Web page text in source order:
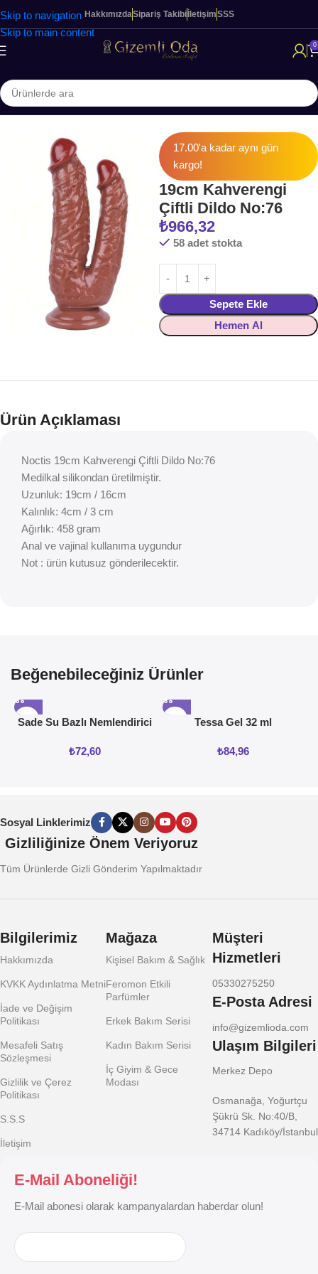
Skip to navigation
Skip to main content
HakkımızdaSipariş Takibi İletişimSSS
0
Ana Sayfa KADINLARA ÖZEL ÜRÜNLER Jel Dildolar
17.00'a kadar aynı gün
kargo!
19cm Kahverengi
Çiftli Dildo No:76
₺966,32
58 adet stokta
Sepete Ekle
Hemen Al
Ürün Açıklaması
Noctis 19cm Kahverengi Çiftli Dildo No:76
Medilkal silikondan üretilmiştir.
Uzunluk: 19cm / 16cm
Kalınlık: 4cm / 3 cm
Ağırlık: 458 gram
Anal ve vajinal kullanıma uygundur
Not : ürün kutusuz gönderilecektir.
Beğenebileceğiniz Ürünler
Sade Su Bazlı Nemlendirici
₺72,60
Tessa Gel 32 ml
₺84,96
Sosyal Linklerimiz
Gizliliğinize Önem Veriyoruz
Tüm Ürünlerde Gizli Gönderim Yapılmaktadır
Bilgilerimiz
Hakkımızda
KVKK Aydınlatma Metni
İade ve Değişim
Politikası
Mesafeli Satış
Sözleşmesi
Gizlilik ve Çerez
Politikası
S.S.S
İletişim
Mağaza
Kişisel Bakım & Sağlık
Feromon Etkili
Parfümler
Erkek Bakım Serisi
Kadın Bakım Serisi
İç Giyim & Gece
Modası
Müşteri
Hizmetleri
05330275250
E-Posta Adresi
info@gizemlioda.com
Ulaşım Bilgileri
Merkez Depo
Osmanağa, Yoğurtçu
Şükrü Sk. No:40/B,
34714 Kadıköy/İstanbul
E-Mail Aboneliği!
E-Mail abonesi olarak kampanyalardan haberdar olun!